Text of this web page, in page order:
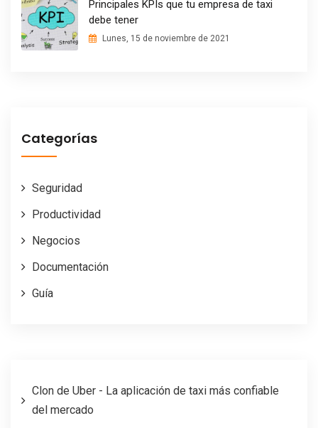
Principales KPIs que tu empresa de taxi
debe tener
Lunes, 15 de noviembre de 2021
Categorías
Seguridad
Productividad
Negocios
Documentación
Guía
Clon de Uber - La aplicación de taxi más confiable
del mercado